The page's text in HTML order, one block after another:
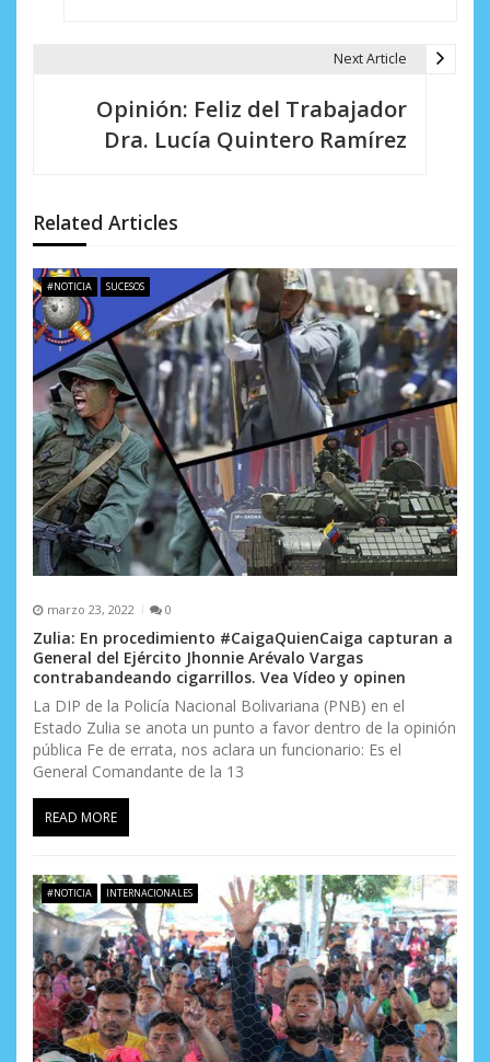
n
d
e
e
n
t
r
a
d
a
s
Next Article
Opinión: Feliz del Trabajador
Dra. Lucía Quintero Ramírez
Related Articles
#NOTICIA SUCESOS
marzo 23, 2022 0
Zulia: En procedimiento #CaigaQuienCaiga capturan a
General del Ejército Jhonnie Arévalo Vargas
contrabandeando cigarrillos. Vea Vídeo y opinen
La DIP de la Policía Nacional Bolivariana (PNB) en el
Estado Zulia se anota un punto a favor dentro de la opinión
pública Fe de errata, nos aclara un funcionario: Es el
General Comandante de la 13
READ MORE
#NOTICIA INTERNACIONALES